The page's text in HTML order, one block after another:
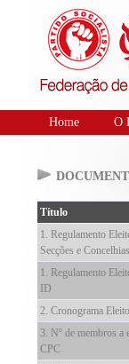
Home O
Título
1. Regulamento
Secções e Concelhias
1. Regulamento
ID
2. Cronograma
3. Nº de membros a
CPC